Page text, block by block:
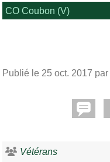
CO Coubon (V)
Publié le 25 oct. 2017 par
Vétérans